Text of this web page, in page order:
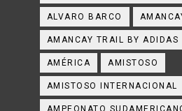
ALVARO BARCO
AMANCAY TRAIL BY ADIDAS
AMÉRICA AMISTOSO
AMISTOSO INTERNACIONAL
AMPEONATO